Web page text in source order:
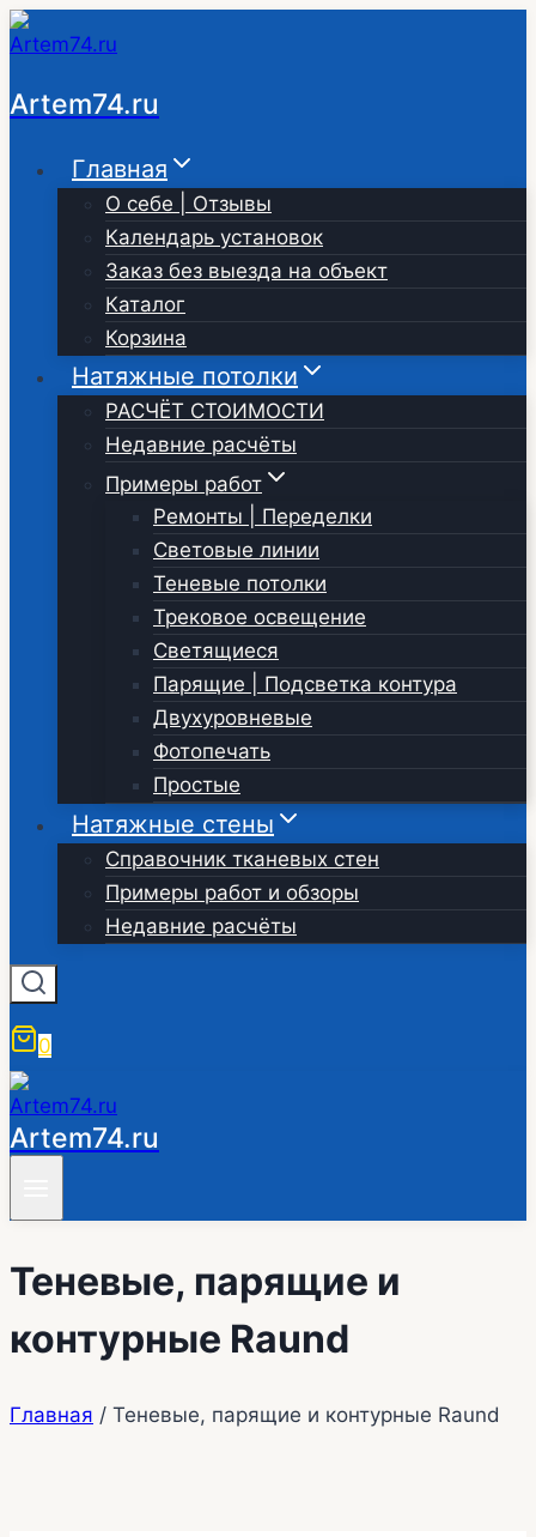
Перейти
к
содержимому
Artem74.ru
Главная
О себе | Отзывы
Календарь установок
Заказ без выезда на объект
Каталог
Корзина
Натяжные потолки
РАСЧЁТ СТОИМОСТИ
Недавние расчёты
Примеры работ
Ремонты | Переделки
Световые линии
Теневые потолки
Трековое освещение
Светящиеся
Парящие | Подсветка контура
Двухуровневые
Фотопечать
Простые
Натяжные стены
Справочник тканевых стен
Примеры работ и обзоры
Недавние расчёты
0
Artem74.ru
Теневые, парящие и
контурные Raund
Главная / Теневые, парящие и контурные Raund